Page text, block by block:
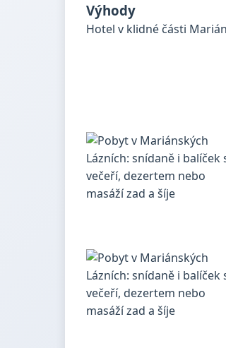
Výhody
Hotel v klidné části